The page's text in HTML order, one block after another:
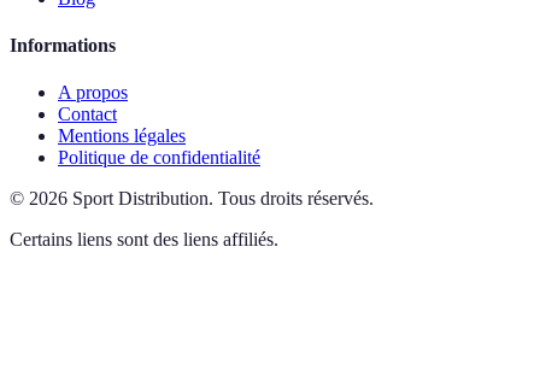
Informations
A propos
Contact
Mentions légales
Politique de confidentialité
© 2026 Sport Distribution. Tous droits réservés.
Certains liens sont des liens affiliés.